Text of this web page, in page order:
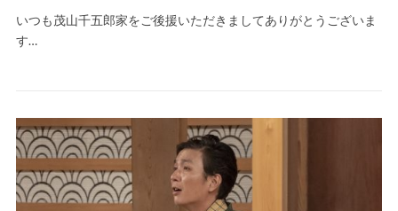
いつも茂山千五郎家をご後援いただきましてありがとうございま
す…